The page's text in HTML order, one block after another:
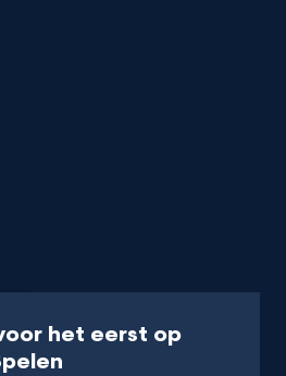
het eerst op